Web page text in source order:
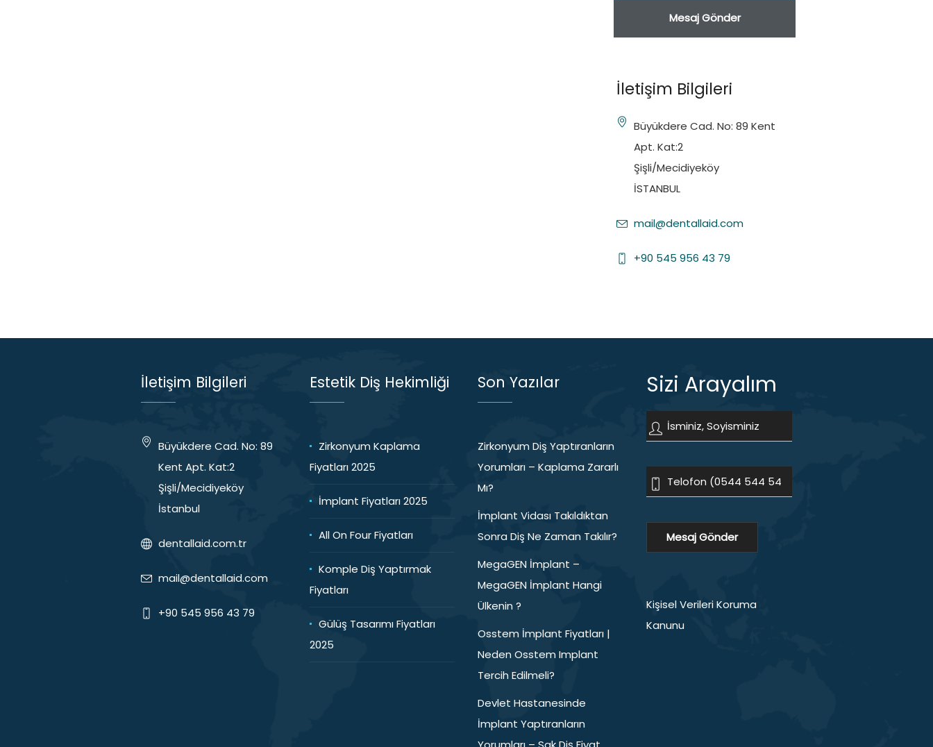
İletişim Bilgileri
Büyükdere Cad. No: 89 Kent
Apt. Kat:2
Şişli/Mecidiyeköy
İSTANBUL
mail@dentallaid.com
+90 545 956 43 79
İletişim Bilgileri
Büyükdere Cad. No: 89
Kent Apt. Kat:2
Şişli/Mecidiyeköy
İstanbul
dentallaid.com.tr
mail@dentallaid.com
+90 545 956 43 79
Estetik Diş Hekimliği
Zirkonyum Kaplama
Fiyatları 2025
İmplant Fiyatları 2025
All On Four Fiyatları
Komple Diş Yaptırmak
Fiyatları
Gülüş Tasarımı Fiyatları
2025
Son Yazılar
Zirkonyum Diş Yaptıranların
Yorumları – Kaplama Zararlı
Mı?
İmplant Vidası Takıldıktan
Sonra Diş Ne Zaman Takılır?
MegaGEN İmplant –
MegaGEN İmplant Hangi
Ülkenin ?
Osstem İmplant Fiyatları |
Neden Osstem Implant
Tercih Edilmeli?
Devlet Hastanesinde
İmplant Yaptıranların
Sizi Arayalım
Kişisel Verileri Koruma
Kanunu